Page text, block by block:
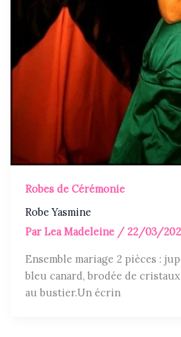
Robes de Cérémonie
Robe Yasmine
ParLea Madeleine / 22/03/
Ensemble mariage 2 pièces :
bleu canard, brodée de
au bustier.Un écrin